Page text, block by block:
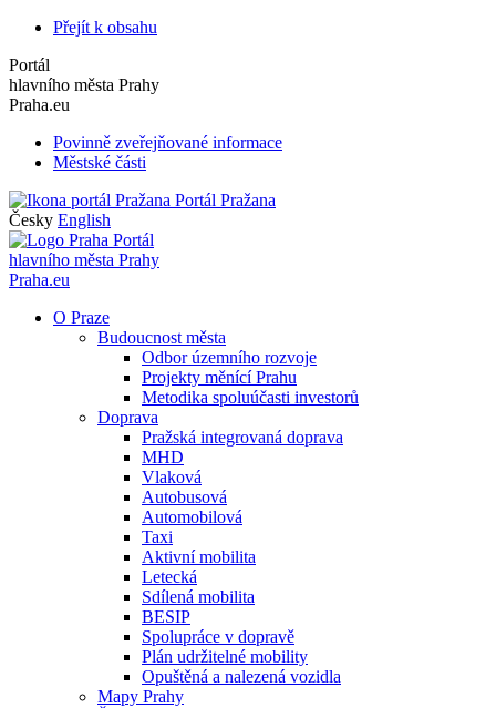
Přejít k obsahu
Portál
hlavního města Prahy
Praha.eu
Povinně zveřejňované informace
Městské části
Portál Pražana
Česky English
Portál
hlavního města Prahy
Praha.eu
O Praze
Budoucnost města
Odbor územního rozvoje
Projekty měnící Prahu
Metodika spoluúčasti investorů
Doprava
Pražská integrovaná doprava
MHD
Vlaková
Autobusová
Automobilová
Taxi
Aktivní mobilita
Letecká
Sdílená mobilita
BESIP
Spolupráce v dopravě
Plán udržitelné mobility
Opuštěná a nalezená vozidla
Mapy Prahy